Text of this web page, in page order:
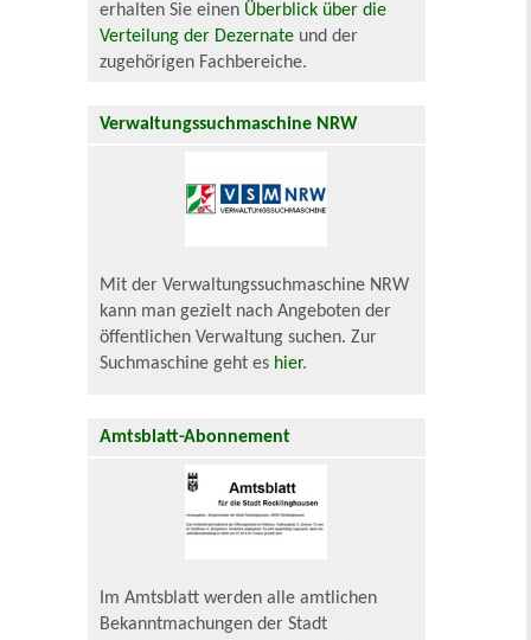
erhalten Sie einen Überblick über die
Verteilung der Dezernate und der
zugehörigen Fachbereiche.
Verwaltungssuchmaschine NRW
Mit der Verwaltungssuchmaschine NRW
kann man gezielt nach Angeboten der
öffentlichen Verwaltung suchen. Zur
Suchmaschine geht es hier.
Amtsblatt-Abonnement
Im Amtsblatt werden alle amtlichen
Bekanntmachungen der Stadt